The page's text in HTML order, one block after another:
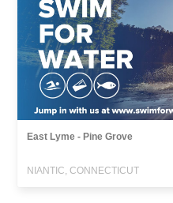
East Lyme - Pine Grove
NIANTIC, CONNECTICUT